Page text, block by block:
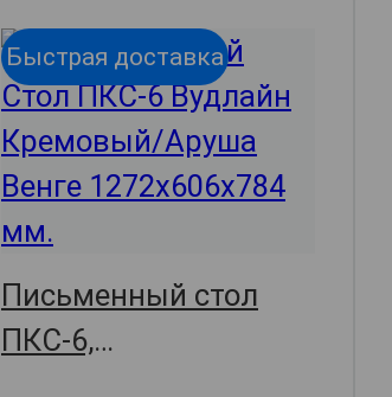
Быстрая доставка
Письменный стол
ПКС-6,